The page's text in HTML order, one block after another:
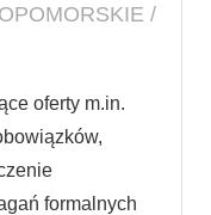
/
oferty m.in.
formalnych